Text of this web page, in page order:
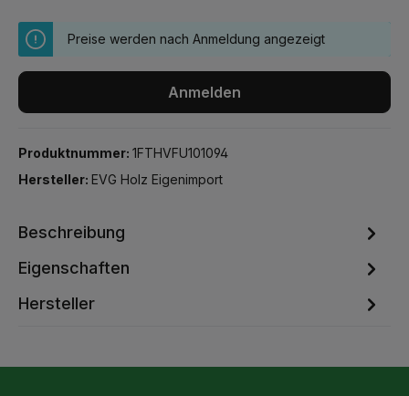
Preise werden nach Anmeldung angezeigt
Anmelden
Produktnummer: 1FTHVFU101094
Hersteller: EVG Holz Eigenimport
Beschreibung
Eigenschaften
Hersteller